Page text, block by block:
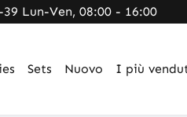
39 Lun-Ven, 08:00 - 16:00
Sets Nuovo I più